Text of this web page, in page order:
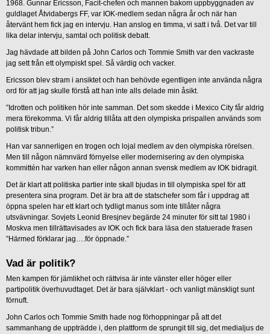
1968. Gunnar Ericsson, Facit-chefen och mannen bakom uppbyggnaden av
guldlaget Åtvidabergs FF, var IOK-medlem sedan några år och när han
återvänt hem fick jag en intervju. Han anslog en timma, vi satt i två. Det var till
lika delar intervju, samtal och politisk debatt.
Jag hävdade att bilden på John Carlos och Tommie Smith var den vackraste
jag sett från ett olympiskt spel. Så värdig och vacker.
Ericsson blev stram i ansiktet och han behövde egentligen inte använda några
ord för att jag skulle förstå att han inte alls delade min åsikt.
”Idrotten och politiken hör inte samman. Det som skedde i Mexico City får aldrig
mera förekomma. Vi får aldrig tillåta att den olympiska prispallen används som
politisk tribun.”
Han var sannerligen en trogen och lojal medlem av den olympiska rörelsen.
Men till någon nämnvärd förnyelse eller modernisering av den olympiska
kommittén har varken han eller någon annan svensk medlem av IOK bidragit.
Det är klart att politiska partier inte skall bjudas in till olympiska spel för att
presentera sina program. Det är bra att de statschefer som får i uppdrag att
öppna spelen har ett klart och tydligt manus som inte tillåter några
utsvävningar. Sovjets Leonid Bresjnev begärde 24 minuter för sitt tal 1980 i
Moskva men tillrättavisades av IOK och fick bara läsa den statuerade frasen
”Härmed förklarar jag….för öppnade.”
Vad är politik?
Men kampen för jämlikhet och rättvisa är inte vänster eller höger eller
partipolitik överhuvudtaget. Det är bara självklart - och vanligt mänskligt sunt
förnuft.
John Carlos och Tommie Smith hade nog förhoppningar på att det
sammanhang de uppträdde i, den plattform de sprungit till sig, det medialjus de